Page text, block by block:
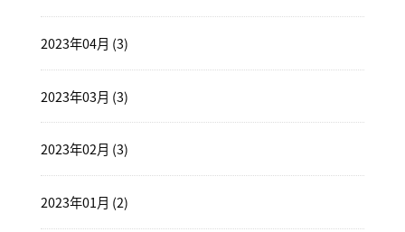
2023年04月 (3)
2023年03月 (3)
2023年02月 (3)
2023年01月 (2)